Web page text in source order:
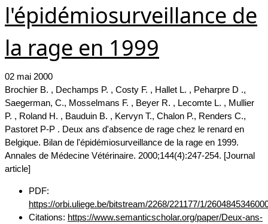
l'épidémiosurveillance de
la rage en 1999
02 mai 2000
Brochier B. , Dechamps P. , Costy F. , Hallet L. , Peharpre D .,
Saegerman, C., Mosselmans F. , Beyer R. , Lecomte L. , Mullier
P. , Roland H. , Bauduin B. , Kervyn T., Chalon P., Renders C.,
Pastoret P-P . Deux ans d'absence de rage chez le renard en
Belgique. Bilan de l'épidémiosurveillance de la rage en 1999.
Annales de Médecine Vétérinaire. 2000;144(4):247-254. [Journal
article]
PDF:
https://orbi.uliege.be/bitstream/2268/221177/1/
Citations: https://www.semanticscholar.org/paper/Deux-ans-